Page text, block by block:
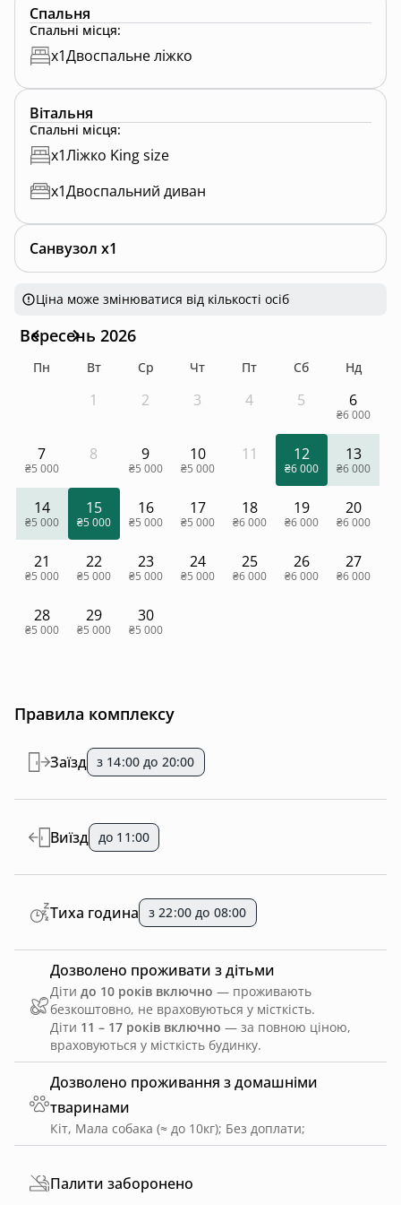
платіж-2000 грн. Його буде повернуто на вашу
карту, протягом доби вашого виїзду, при умові
дотримання всіх правил відпочинку 🙂
Спальня
Спальні місця:
x1Двоспальне ліжко
Вітальня
Спальні місця:
x1Ліжко King size
x1Двоспальний диван
Санвузол x1
Ціна може змінюватися від кількості осіб
Вересень 2026
Пн Вт Ср Чт Пт Сб Нд
1 2 3 4 5 6
₴6 000
7
₴5 000
8 9
₴5 000
10
₴5 000
11 12
₴6 000
13
₴6 000
14
₴5 000
15
₴5 000
16
₴5 000
17
₴5 000
18
₴6 000
19
₴6 000
20
₴6 000
21
₴5 000
22
₴5 000
23
₴5 000
24
₴5 000
25
₴6 000
26
₴6 000
27
₴6 000
28
₴5 000
29
₴5 000
30
₴5 000
Правила комплексу
Дозволено проживання з домашніми
тваринами
Кіт, Мала собака (≈ до 10кг); Без доплати;
Заїзд з 14:00 до 20:00
Виїзд до 11:00
Дозволено проживати з дітьми
Діти до 10 років включно — проживають
безкоштовно, не враховуються у місткість.
Діти 11 – 17 років включно — за повною ціною,
враховуються у місткість будинку.
Тиха година з 22:00 до 08:00
Палити заборонено